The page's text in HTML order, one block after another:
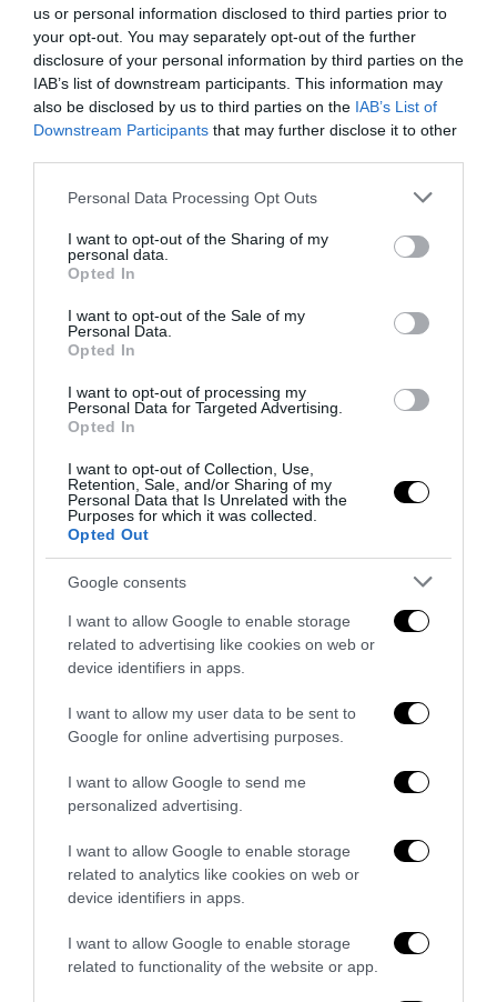
us or personal information disclosed to third parties prior to
your opt-out. You may separately opt-out of the further
disclosure of your personal information by third parties on the
IAB’s list of downstream participants. This information may
also be disclosed by us to third parties on the IAB’s List of
Downstream Participants that may further disclose it to other
Please note that this website/app uses one or more Google
not limited to your visit or usage behaviour. You may click to
grant or deny consent to Google and its third-party tags to
use your data for below specified purposes in below Google
consent section.
Personal Data Processing Opt Outs
I want to opt-out of the Sharing of my
personal data.
Opted In
I want to opt-out of the Sale of my
Personal Data.
Opted In
I want to opt-out of processing my
Personal Data for Targeted Advertising.
Opted In
I want to opt-out of Collection, Use,
Retention, Sale, and/or Sharing of my
Personal Data that Is Unrelated with the
Purposes for which it was collected.
Opted Out
Google consents
I want to allow Google to enable storage
related to advertising like cookies on web or
device identifiers in apps.
I want to allow my user data to be sent to
Google for online advertising purposes.
I want to allow Google to send me
personalized advertising.
I want to allow Google to enable storage
related to analytics like cookies on web or
device identifiers in apps.
I want to allow Google to enable storage
related to functionality of the website or app.
Bonaccini e il mito delle barricate di Parma: quando
l’antifascismo copia il fascismo
6 Agosto 2026
veto del disordine
6 Agosto 2026
La Camera boccia il patentino antifascista per parlare a
Montecitorio: palo clamoroso del Pd